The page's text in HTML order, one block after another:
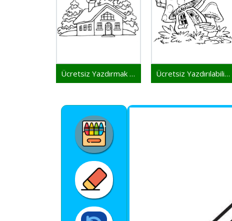
Ücretsiz Yazdırmak İçin Ev Ücretsiz Yazdırılabilir Ev Şekli